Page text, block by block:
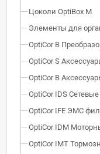
Цоколи OptiBox M
Элементы для
OptiCor B
OptiCor S
OptiCor B
OptiCor IDS
OptiCor IFE ЭМС
OptiCor IDM
OptiCor IМТ